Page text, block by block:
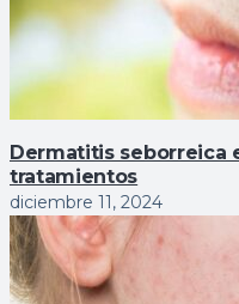
Dermatitis seborreica
tratamientos
diciembre 11, 2024